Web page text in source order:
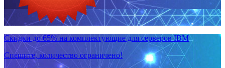
Скидки до 65% на комплектующие для серверов IBM
Спешите, количество ограничено!